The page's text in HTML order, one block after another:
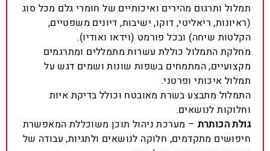
תמלול ותרגום מהירים ואיכותיים של חומרי גלם מכל סוג
(ראיונות, ריאליטי, דוקו, ישיבות, דיונים משפטיים,
הקלטות שיחה) ובכל פורמט (וידאו ואודיו).
מחלקת התמלול כוללת עשרות מתמללים ומתרגמים
מקצועיים, המתמחים בשפות שונות ושמים דגש על
תמלול איכותי ופרטני.
התמלול מתבצע בשרת מאובטח וכולל בדיקת איות
וחלוקות לנושאים.
גולת הכותרת – מערכת ניהול תוכן משוכללת המאפשרת
חיפושים מתקדמים, חלוקה לנושאים ולתגיות, עבודה של